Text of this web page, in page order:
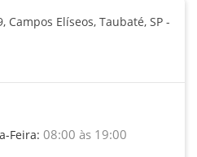
Campos Elíseos, Taubaté, SP -
Feira: 08:00 às 19:00